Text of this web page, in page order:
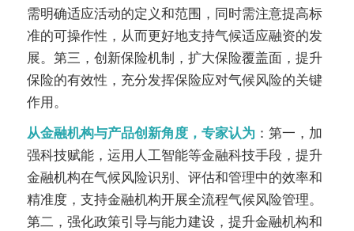
需明确适应活动的定义和范围，同时需注意提高标
准的可操作性，从而更好地支持气候适应融资的发
展。第三，创新保险机制，扩大保险覆盖面，提升
保险的有效性，充分发挥保险应对气候风险的关键
作用。
从金融机构与产品创新角度，专家认为 ：第一，加
强科技赋能，运用人工智能等金融科技手段，提升
金融机构在气候风险识别、评估和管理中的效率和
精准度，支持金融机构开展全流程气候风险管理。
第二，强化政策引导与能力建设，提升金融机构和